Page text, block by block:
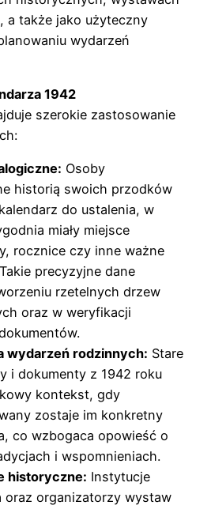
a także jako użyteczny
wydarzeń
1942
szerokie zastosowanie
Osoby
historią swoich przodków
do ustalenia, w
miały miejsce
rocznice czy inne ważne
precyzyjne dane
rzetelnych drzew
oraz w weryfikacji
wydarzeń rodzinnych: Stare
i dokumenty z 1942 roku
kontekst, gdy
zostaje im konkretny
co wzbogaca opowieść o
i wspomnieniach.
historyczne: Instytucje
oraz organizatorzy wystaw